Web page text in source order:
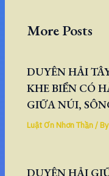
More Posts
DUYÊN HẢI
KHE BIỂN CÓ
GIỮA NÚI,
Luật Ơn Nhơn Thần/ By
DUYÊN HẢI